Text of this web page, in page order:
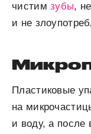
чистимзубы,
и не
Пластиковые
на
и воду, а после